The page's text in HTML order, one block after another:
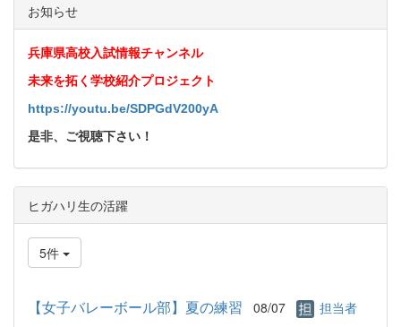
お知らせ
兵庫県高校入試情報チャンネル
未来を拓く学校紹介プロジェクト
https://youtu.be/SDPGdV200yA
是非、ご視聴下さい！
ヒガハリ生の活躍
5件
【女子バレーボール部】夏の練習 08/07 担当者